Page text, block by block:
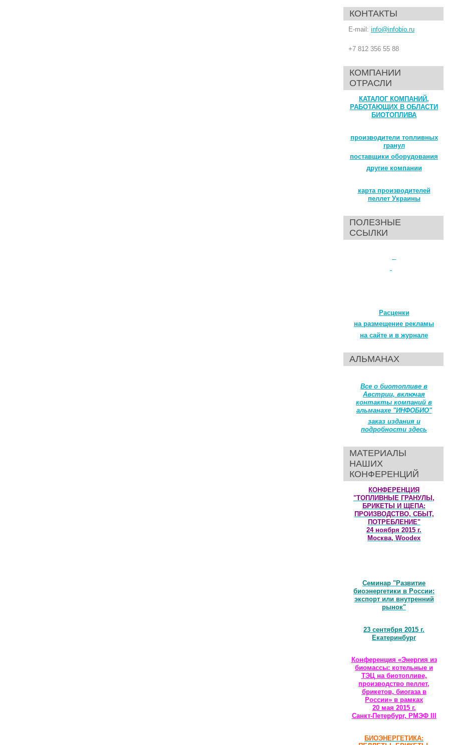
КОНТАКТЫ
E-mail: info@infobio.ru
+7 812 356 55 88
КОМПАНИИ
ОТРАСЛИ
КАТАЛОГ КОМПАНИЙ,
РАБОТАЮЩИХ В ОБЛАСТИ
БИОТОПЛИВА
производители топливных
гранул
поставщики оборудования
другие компании
карта производителей
пеллет Украины
ПОЛЕЗНЫЕ
ССЫЛКИ
Расценки
на размещение рекламы
на сайте и в журнале
АЛЬМАНАХ
Все о биотопливе в
Австрии, включая
контакты компаний в
альманахе "ИНФОБИО"
заказ издания и
подробности здесь
МАТЕРИАЛЫ
НАШИХ
КОНФЕРЕНЦИЙ
КОНФЕРЕНЦИЯ
"ТОПЛИВНЫЕ ГРАНУЛЫ,
БРИКЕТЫ И ЩЕПА:
ПРОИЗВОДСТВО, СБЫТ,
ПОТРЕБЛЕНИЕ"
24 ноября 2015 г.
Москва, Woodex
Семинар "Развитие
биоэнергетики в России:
экспорт или внутренний
рынок"
23 сентября 2015 г.
Екатеринбург
Конференция «Энергия из
биомассы: котельные и
ТЭЦ на биотопливе,
производство пеллет,
брикетов, биогаза в
России» в рамках
20 мая 2015 г.
Санкт-Петербург, РМЭФ III
БИОЭНЕРГЕТИКА: